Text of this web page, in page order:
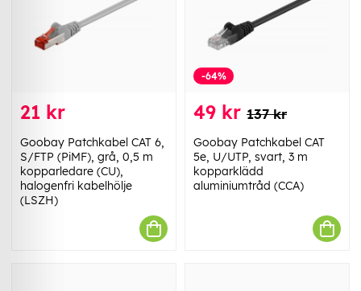
21 kr
Goobay Patchkabel CAT 6,
S/FTP (PiMF), grå, 0,5 m
kopparledare (CU),
halogenfri kabelhölje
(LSZH)
-64%
49 kr 137 kr
Goobay Patchkabel CAT
5e, U/UTP, svart, 3 m
kopparklädd
aluminiumtråd (CCA)